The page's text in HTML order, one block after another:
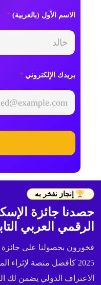
الاسم الأول (بالعربية)*
بريدك الإلكتروني*
إنجاز نفخر به
حصدنا جائزة
الرقمي العربي
2025 كأفضل منصة لإثراء
الاعتراف الدولي يضمن لك